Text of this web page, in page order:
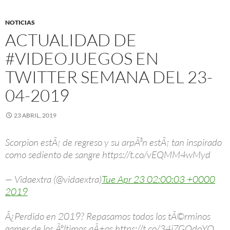
NOTICIAS
ACTUALIDAD DE
#VIDEOJUEGOS EN
TWITTER SEMANA DEL 23-
04-2019
23 ABRIL, 2019
Scorpion estÃ¡ de regreso y su arpÃ³n estÃ¡ tan inspirado
como sediento de sangre https://t.co/vEQMM4wMyd
— Vidaextra (@vidaextra)Tue Apr 23 02:00:03 +0000
2019
Â¿Perdido en 2019? Repasamos todos los tÃ©rminos